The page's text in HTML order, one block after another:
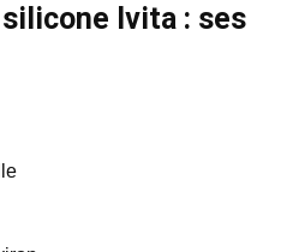
Ivita : ses